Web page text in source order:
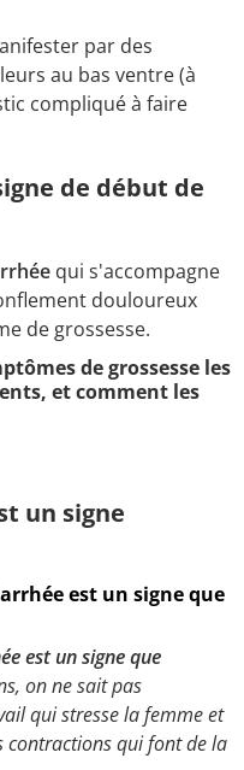
par des
au bas ventre (à
compliqué à faire
de début de
qui s'accompagne
douloureux
de grossesse.
de grossesse les
et comment les
un signe
est un signe que
est un signe que
on ne sait pas
qui stresse la femme et
contractions qui font de la